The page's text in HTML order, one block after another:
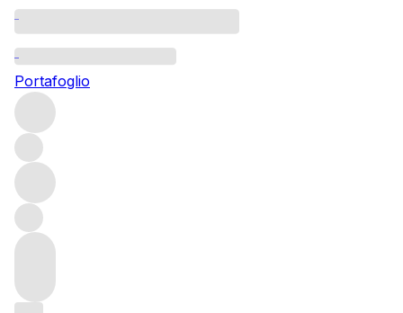
Portafoglio
Attendere prego
Stiamo preparando i tuoi contenuti...
Trustpilot
I prezzi includono l'IVA italiana. L'IVA finale può variare al
checkout in base al Paese di consegna.
Le nostre sedi